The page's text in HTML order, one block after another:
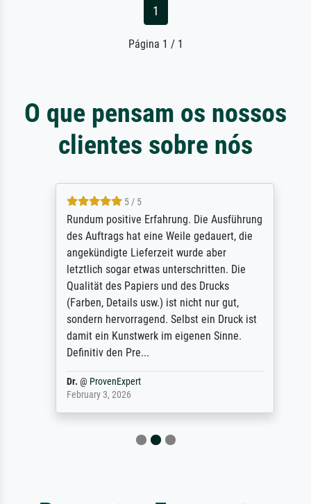
1
Página 1 / 1
O que pensam os nossos
clientes sobre nós
5 / 5
Rundum positive Erfahrung. Die Ausführung
des Auftrags hat eine Weile gedauert, die
angekündigte Lieferzeit wurde aber
letztlich sogar etwas unterschritten. Die
Qualität des Papiers und des Drucks
(Farben, Details usw.) ist nicht nur gut,
sondern hervorragend. Selbst ein Druck ist
damit ein Kunstwerk im eigenen Sinne.
Definitiv den Pre...
Dr.@ProvenExpert
February 3, 2026